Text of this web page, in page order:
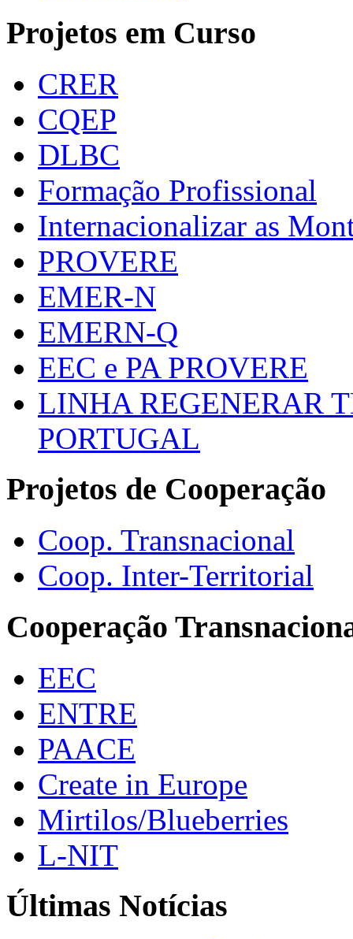
Projetos em Curso
CRER
CQEP
DLBC
Formação Profissional
Internacionalizar as
PROVERE
EMER-N
EMERN-Q
EEC e PA PROVERE
LINHA REGENERAR
PORTUGAL
Projetos de Cooperação
Coop. Transnacional
Coop. Inter-Territorial
Cooperação
EEC
ENTRE
PAACE
Create in Europe
Mirtilos/Blueberries
L-NIT
Últimas Notícias